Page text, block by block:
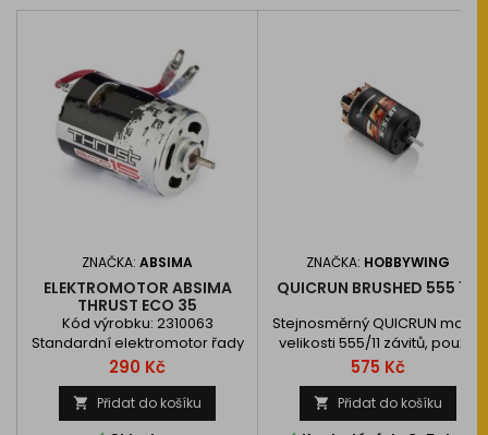
ZNAČKA: ABSIMA
ELEKTROMOTOR ABSIMA
THRUST ECO 35
Kód výrobku: 2310063
Standardní elektromotor řady
540, 35 závitů, kluzná ložiska
Cena
290 Kč
 Přidat do košíku
ZNAČKA: HOBBYWING
QUICRUN BRUSHED 555 11T
Stejnosměrný QUICRUN motor
velikosti 555/11 závitů, použití
pro 1:10 crawlery, short course
trucky, monster trucky.
Výměnné uhlíky, nastavitelné
časování -20°až +20°.
Cena
575 Kč
 Přidat do košíku